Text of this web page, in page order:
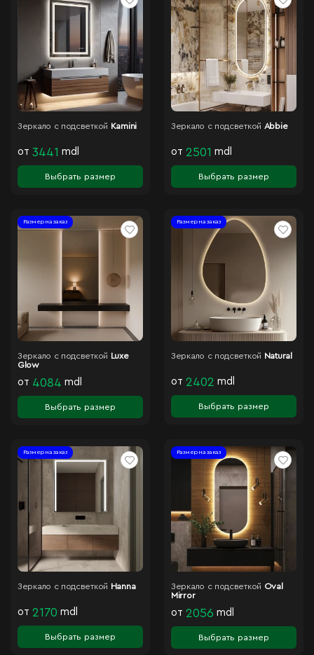
Зеркало с подсветкой Kamini
от 3441 mdl
Выбрать размер
Зеркало с подсветкой Abbie
от 2501 mdl
Выбрать размер
Размер на заказ
Зеркало с подсветкой Luxe
Glow
от 4084 mdl
Выбрать размер
Размер на заказ
Зеркало с подсветкой Natural
от 2402 mdl
Выбрать размер
Размер на заказ
Зеркало с подсветкой Hanna
от 2170 mdl
Выбрать размер
Размер на заказ
Зеркало с подсветкой Oval
Mirror
от 2056 mdl
Выбрать размер